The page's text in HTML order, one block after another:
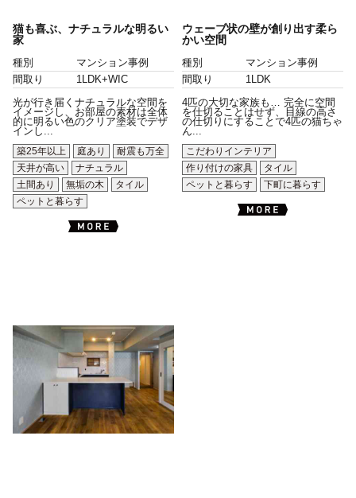
猫も喜ぶ、ナチュラルな明るい
家
種別
マンション事例
間取り
1LDK+WIC
光が行き届くナチュラルな空間を
イメージし、お部屋の素材は全体
的に明るい色のクリア塗装でデザ
インし...
築25年以上
庭あり
耐震も万全
天井が高い
ナチュラル
土間あり
無垢の木
タイル
ペットと暮らす
ウェーブ状の壁が創り出す柔ら
かい空間
種別
マンション事例
間取り
1LDK
4匹の大切な家族も… 完全に空間
を仕切ることはせず、目線の高さ
の仕切りにすることで4匹の猫ちゃ
ん...
こだわりインテリア
作り付けの家具
タイル
ペットと暮らす
下町に暮らす